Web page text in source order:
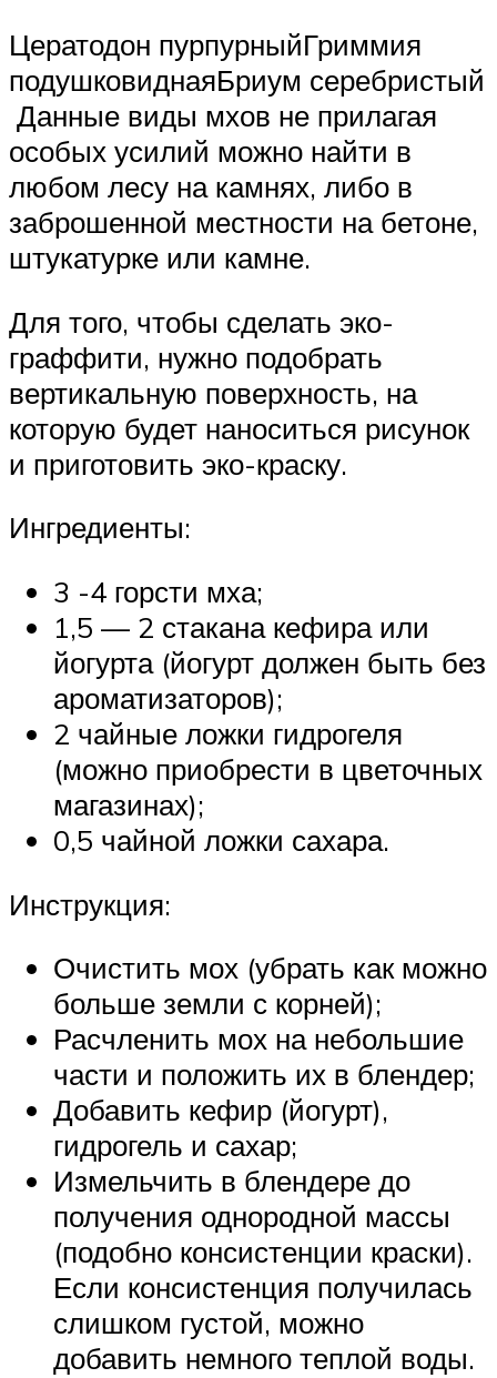
Цератодон пурпурныйГриммия
подушковиднаяБриум серебристый
Данные виды мхов не прилагая
особых усилий можно найти в
любом лесу на камнях, либо в
заброшенной местности на бетоне,
штукатурке или камне.
Для того, чтобы сделать эко-
граффити, нужно подобрать
вертикальную поверхность, на
которую будет наноситься рисунок
и приготовить эко-краску.
Ингредиенты:
3 -4 горсти мха;
1,5 — 2 стакана кефира или
йогурта (йогурт должен быть без
ароматизаторов);
2 чайные ложки гидрогеля
(можно приобрести в цветочных
магазинах);
0,5 чайной ложки сахара.
Инструкция:
Очистить мох (убрать как можно
больше земли с корней);
Расчленить мох на небольшие
части и положить их в блендер;
Добавить кефир (йогурт),
гидрогель и сахар;
Измельчить в блендере до
получения однородной массы
(подобно консистенции краски).
Если консистенция получилась
слишком густой, можно
добавить немного теплой воды.